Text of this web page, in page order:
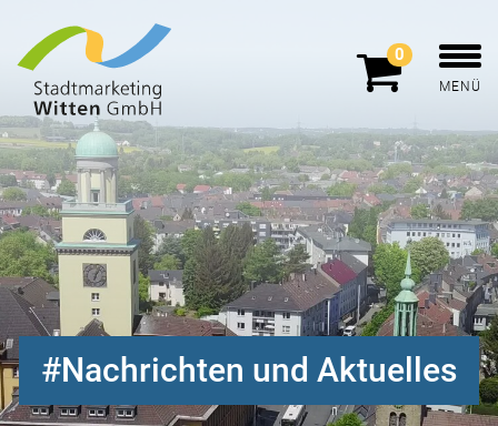
0
MENÜ
Nachrichten und Aktuelles